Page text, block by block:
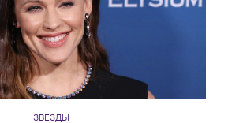
ЗВЕЗДЫ